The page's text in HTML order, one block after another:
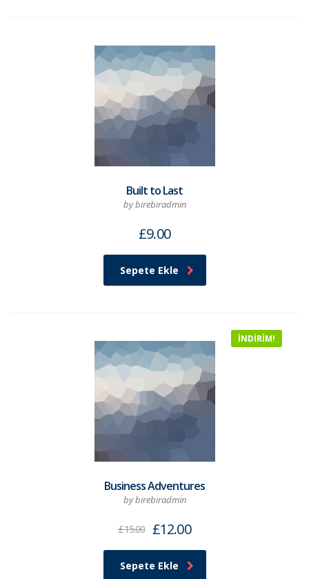
Built to Last
by birebiradmin
£9.00
Sepete Ekle
İNDIRIM!
Business Adventures
by birebiradmin
£15.00 £12.00
Sepete Ekle